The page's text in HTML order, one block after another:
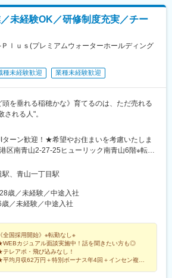
未経験OK／研修制度充実／チー
ｌｕｓ(プレミアムウォーターホールディング
種未経験歓迎 業種未経験歓迎
頭を垂れる稲穂かな》育てるのは、ただ売れる
される人"。
ターン歓迎！★希望やお住まいを考慮いたしま
区南青山2-27-25ヒューリック南青山6階※転勤
る必要はないため、全国各地で勤務可能です
イベント会場や大型ショッピングモール北海
、青森県、岩手県、宮城県、秋田県、山形
、栃木県、群馬県、埼玉県、千葉県、東京
、愛知県、三重県、滋賀県、京都府、大阪
、和歌山県、鳥取県、島根県、岡山県、広島
、香川県、愛媛県、高知県、福岡県、佐賀
、大分県、宮崎県、鹿児島県、沖縄県
、青山一丁目駅
歳／未経験／中途入社
／未経験／中途入社
《全国採用開始》※転勤なし※
カジュアル面談実施中！話を聞きたい方も◎
テレアポ・飛び込みなし！
平均月収62万円＋特別ボーナス年4回＋インセン複数